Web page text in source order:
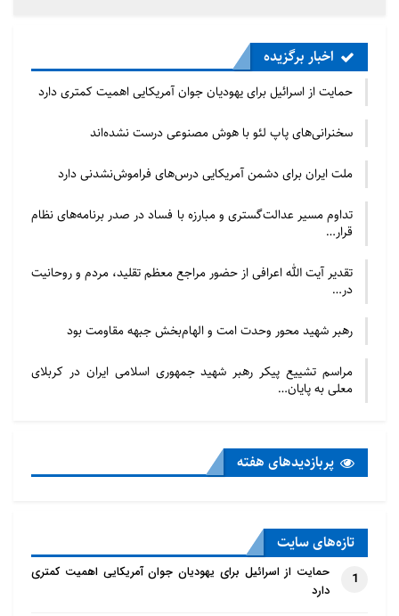
اخبار برگزیده
حمایت از اسرائیل برای یهودیان جوان آمریکایی اهمیت کمتری دارد
سخنرانی‌های پاپ لئو با هوش مصنوعی درست نشده‌اند
ملت ایران برای دشمن آمریکایی درس‌های فراموش‌نشدنی دارد
تداوم مسیر عدالت‌گستری و مبارزه با فساد در صدر برنامه‌های نظام
قرار…
تقدیر آیت الله اعرافی از حضور مراجع معظم تقلید، مردم و روحانیت
در…
رهبر شهید محور وحدت امت و الهام‌بخش جبهه مقاومت بود
مراسم تشییع پیکر رهبر شهید جمهوری اسلامی ایران در کربلای
معلی به پایان…
پربازدید‌های هفته
تازه‌‌های سایت
1
حمایت از اسرائیل برای یهودیان جوان آمریکایی اهمیت کمتری
دارد